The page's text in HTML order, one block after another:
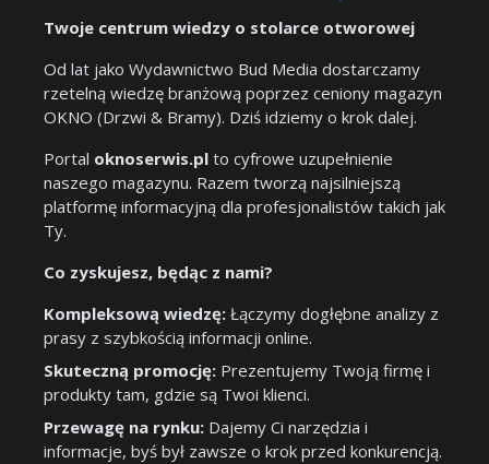
Twoje centrum wiedzy o stolarce otworowej
Od lat jako Wydawnictwo Bud Media dostarczamy
rzetelną wiedzę branżową poprzez ceniony magazyn
OKNO (Drzwi & Bramy). Dziś idziemy o krok dalej.
Portal oknoserwis.pl to cyfrowe uzupełnienie
naszego magazynu. Razem tworzą najsilniejszą
platformę informacyjną dla profesjonalistów takich jak
Ty.
Co zyskujesz, będąc z nami?
Kompleksową wiedzę: Łączymy dogłębne analizy z
prasy z szybkością informacji online.
Skuteczną promocję: Prezentujemy Twoją firmę i
produkty tam, gdzie są Twoi klienci.
Przewagę na rynku: Dajemy Ci narzędzia i
informacje, byś był zawsze o krok przed konkurencją.